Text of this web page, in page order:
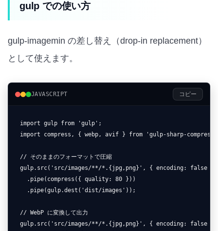
gulp での使い方
gulp-imagemin の差し替え（drop-in replacement）
として使えます。
JAVASCRIPT コピー
import gulp from 'gulp';
import compress, { webp, avif } from 'gulp-sharp-
// そのままのフォーマットで圧縮
gulp.src('src/images/**/*.{jpg,png}', { encoding: false })
  .pipe(compress({ quality: 80 }))
  .pipe(gulp.dest('dist/images'));
// WebP に変換して出力
gulp.src('src/images/**/*.{jpg,png}', { encoding: false })